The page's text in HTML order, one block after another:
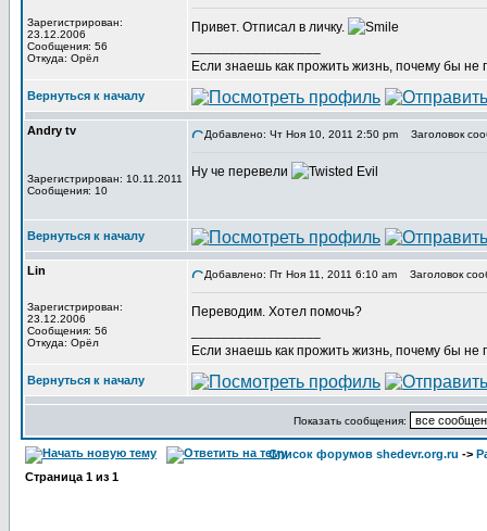
Зарегистрирован:
23.12.2006
Сообщения: 56
Откуда: Орёл
Привет. Отписал в личку.
Если знаешь как прожить жизнь, почему бы не
Вернуться к началу
Andry tv
Зарегистрирован: 10.11.2011
Сообщения: 10
Добавлено: Чт Ноя 10, 2011 2:50 pm Заголовок
Ну че перевели
Вернуться к началу
Lin
Зарегистрирован:
23.12.2006
Сообщения: 56
Откуда: Орёл
Добавлено: Пт Ноя 11, 2011 6:10 am Заголовок
Переводим. Хотел помочь?
Если знаешь как прожить жизнь, почему бы не
Вернуться к началу
Показать сообщения:
Список форумов shedevr.org.ru ->
Страница 1 из 1